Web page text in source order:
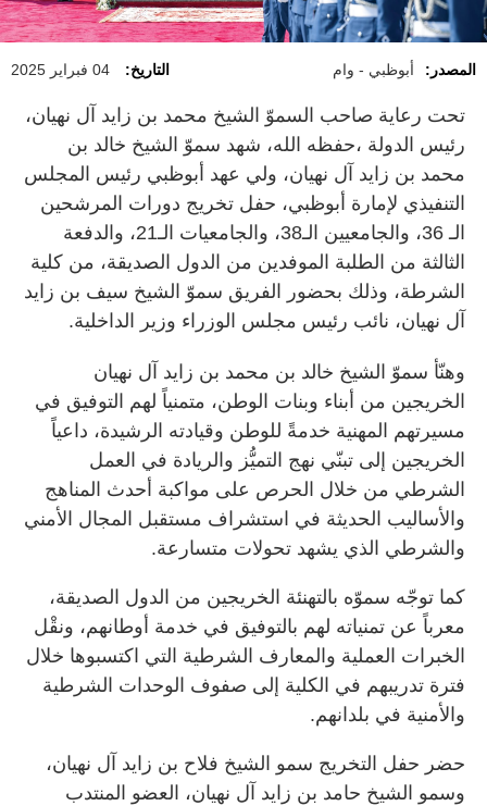
المصدر: أبوظبي - وام التاريخ: 04 فبراير 2025
تحت رعاية صاحب السموّ الشيخ محمد بن زايد آل نهيان،
رئيس الدولة ،حفظه الله، شهد سموّ الشيخ خالد بن
محمد بن زايد آل نهيان، ولي عهد أبوظبي رئيس المجلس
التنفيذي لإمارة أبوظبي، حفل تخريج دورات المرشحين
الـ 36، والجامعيين الـ38، والجامعيات الـ21، والدفعة
الثالثة من الطلبة الموفدين من الدول الصديقة، من كلية
الشرطة، وذلك بحضور الفريق سموّ الشيخ سيف بن زايد
آل نهيان، نائب رئيس مجلس الوزراء وزير الداخلية.
وهنّأ سموّ الشيخ خالد بن محمد بن زايد آل نهيان
الخريجين من أبناء وبنات الوطن، متمنياً لهم التوفيق في
مسيرتهم المهنية خدمةً للوطن وقيادته الرشيدة، داعياً
الخريجين إلى تبنّي نهج التميُّز والريادة في العمل
الشرطي من خلال الحرص على مواكبة أحدث المناهج
والأساليب الحديثة في استشراف مستقبل المجال الأمني
والشرطي الذي يشهد تحولات متسارعة.
كما توجّه سموّه بالتهنئة الخريجين من الدول الصديقة،
معرباً عن تمنياته لهم بالتوفيق في خدمة أوطانهم، ونقْل
الخبرات العملية والمعارف الشرطية التي اكتسبوها خلال
فترة تدريبهم في الكلية إلى صفوف الوحدات الشرطية
والأمنية في بلدانهم.
حضر حفل التخريج سمو الشيخ فلاح بن زايد آل نهيان،
وسمو الشيخ حامد بن زايد آل نهيان، العضو المنتدب